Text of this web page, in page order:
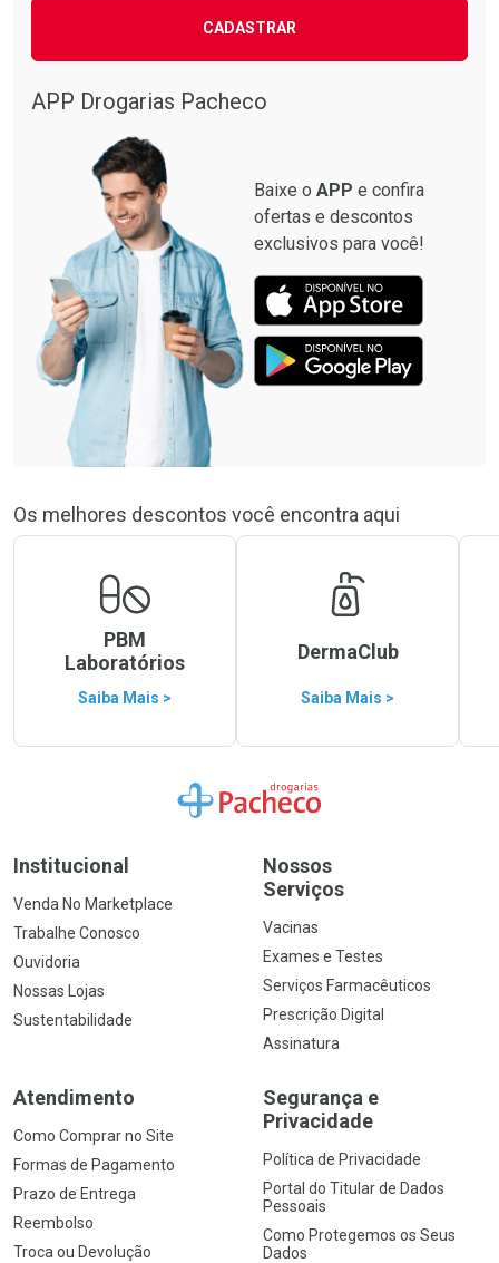
CADASTRAR
APP Drogarias Pacheco
Baixe o APP e confira
ofertas e descontos
exclusivos para você!
Os melhores descontos você encontra aqui
PBM
Laboratórios
Saiba Mais >
DermaClub
Saiba Mais >
Ir para a Home
Institucional
Venda No Marketplace
Trabalhe Conosco
Ouvidoria
Nossas Lojas
Sustentabilidade
Nossos
Serviços
Vacinas
Exames e Testes
Serviços Farmacêuticos
Prescrição Digital
Assinatura
Atendimento
Como Comprar no Site
Formas de Pagamento
Prazo de Entrega
Reembolso
Troca ou Devolução
Segurança e
Privacidade
Política de Privacidade
Portal do Titular de Dados
Pessoais
Como Protegemos os Seus
Dados